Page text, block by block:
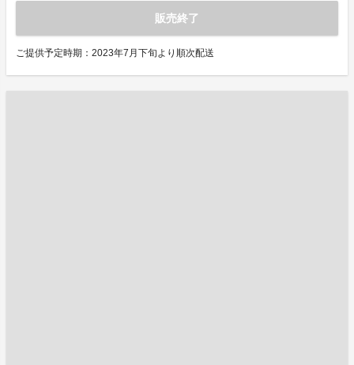
販売終了
ご提供予定時期：2023年7月下旬より順次配送